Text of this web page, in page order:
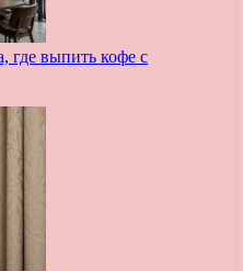
выпить кофе с